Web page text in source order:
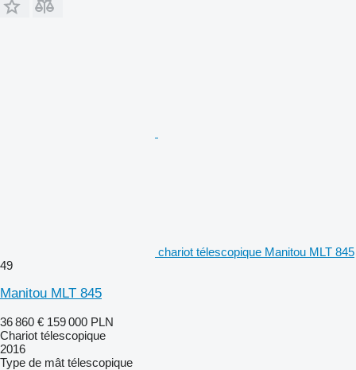
chariot télescopique Manitou MLT 845
49
Manitou MLT 845
36 860 € 159 000 PLN
Chariot télescopique
2016
Type de mât télescopique